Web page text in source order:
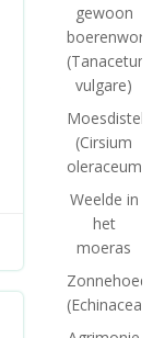
gewoon
(Tanacetum
vulgare)
Moesdistel
(Cirsium
oleraceum)
Weelde in
het
moeras
Zonnehoed
(Echinacea)